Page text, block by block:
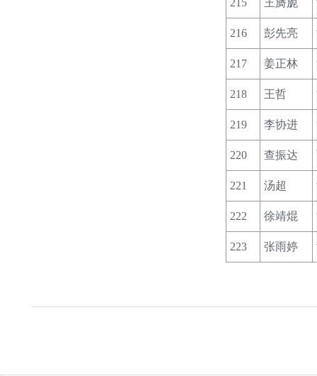
215 王旖旎
216 彭先亮
217 姜正林
218 王哲
219 李协进
220 查振达
221 汤超
222 徐靖焜
223 张雨婷